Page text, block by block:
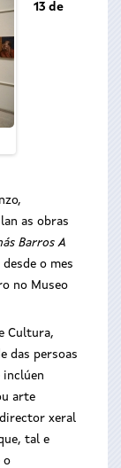
13 de
as obras
Barros A
o mes
no Museo
Cultura,
das persoas
inclúen
arte
xeral
tal e
o